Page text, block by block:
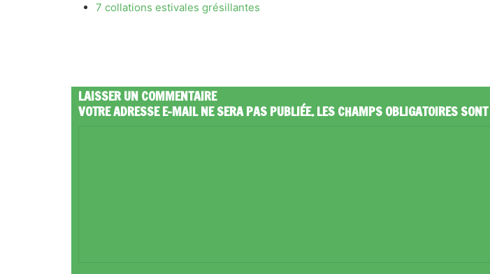
7 collations estivales grésillantes
LAISSER UN COMMENTAIRE
VOTRE ADRESSE E-MAIL NE SERA PAS PUBLIÉE.LES CHAMPS OBLIGATOIRES